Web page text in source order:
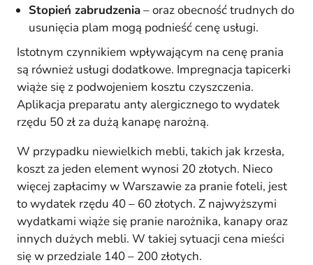
Stopień zabrudzenia– oraz obecność trudnych do
usunięcia plam mogą podnieść cenę usługi.
Istotnym czynnikiem wpływającym na cenę prania
są również usługi dodatkowe. Impregnacja tapicerki
wiąże się z podwojeniem kosztu czyszczenia.
Aplikacja preparatu anty alergicznego to wydatek
rzędu 50 zł za dużą kanapę narożną.
W przypadku niewielkich mebli, takich jak krzesła,
koszt za jeden element wynosi 20 złotych. Nieco
więcej zapłacimy w Warszawie za pranie foteli, jest
to wydatek rzędu 40 – 60 złotych. Z najwyższymi
wydatkami wiąże się pranie narożnika, kanapy oraz
innych dużych mebli. W takiej sytuacji cena mieści
się w przedziale 140 – 200 złotych.